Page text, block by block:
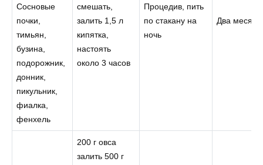
Сосновые
почки,
тимьян,
бузина,
подорожник,
донник,
пикульник,
фиалка,
фенхель
смешать,
залить 1,5 л
кипятка,
настоять
около 3 часов
Процедив, пить
по стакану на
ночь
Два месяца
200 г овса
залить 500 г